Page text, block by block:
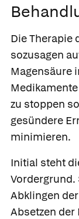
Die Therapie
sozusagen
Magensäure
zu stoppen
gesündere
minimieren.
Initial steht
Vordergrund.
Abklingen
Absetzen